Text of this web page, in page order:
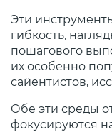
Эти
гибкость,
пошагового
их особенно
сайентистов,
Обе эти среды
фокусируются